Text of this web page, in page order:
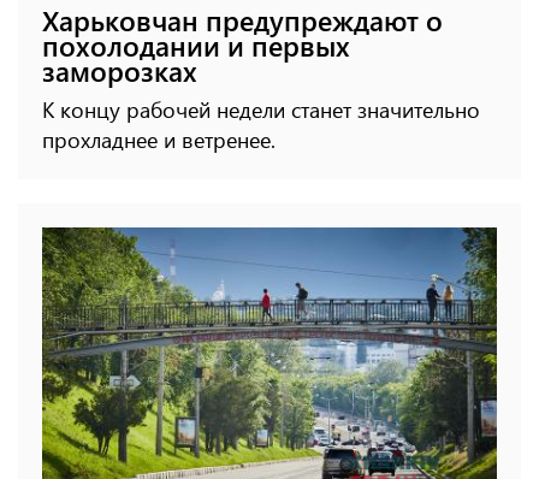
Харьковчан предупреждают о
похолодании и первых
заморозках
К концу рабочей недели станет значительно
прохладнее и ветренее.